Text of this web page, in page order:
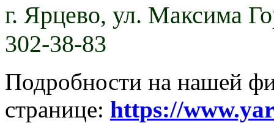
г. Ярцево, ул. Максима
302-38-83
Подробности на нашей
странице: https://